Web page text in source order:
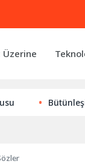
Üzerine
Bütünleşik